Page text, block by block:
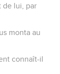
de lui, par
monta au
connaît-il